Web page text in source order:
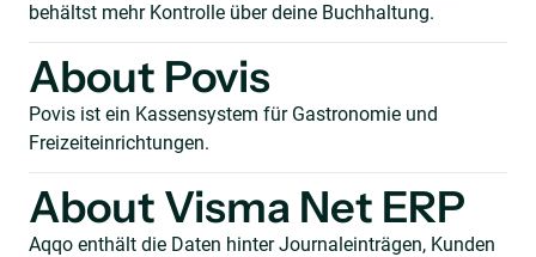
behältst mehr Kontrolle über deine Buchhaltung.
About Povis
Povis ist ein Kassensystem für Gastronomie und
Freizeiteinrichtungen.
About Visma Net ERP
Aqqo enthält die Daten hinter Journaleinträgen, Kunden